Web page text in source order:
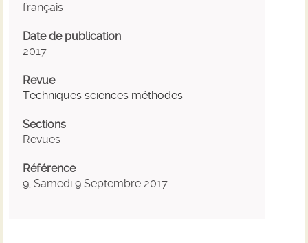
français
Date de publication
2017
Revue
Techniques sciences méthodes
Sections
Revues
Référence
9, Samedi 9 Septembre 2017